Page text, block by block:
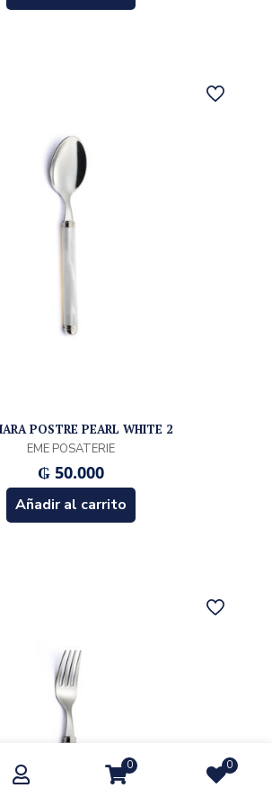
POSTRE PEARL WHITE 2
EME POSATERIE
₲ 50.000
Añadir al carrito
0 0